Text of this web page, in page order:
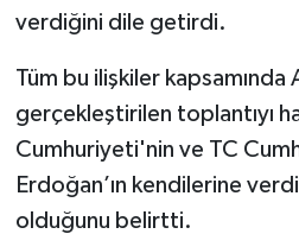
verdiğini dile getirdi.
Tüm bu ilişkiler
gerçekleştirilen toplantıyı
Cumhuriyeti'nin ve TC
Erdoğan’ın kendilerine
olduğunu belirtti.